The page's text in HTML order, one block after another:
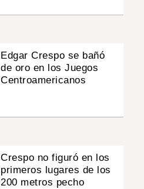
Edgar Crespo se bañó
de oro en los Juegos
Centroamericanos
Crespo no figuró en los
primeros lugares de los
200 metros pecho